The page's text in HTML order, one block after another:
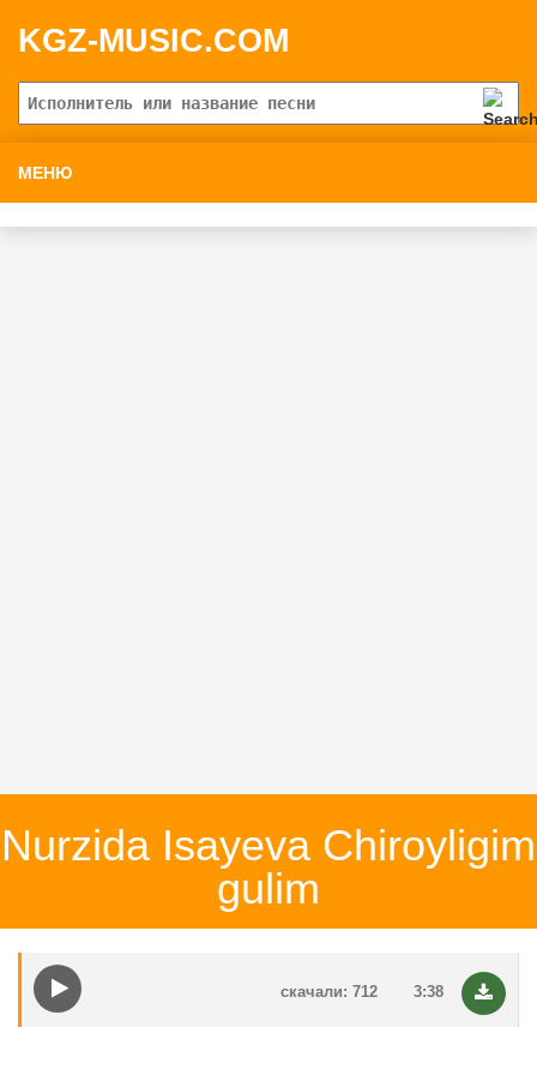
KGZ-MUSIC.COM
МЕНЮ
Nurzida Isayeva Chiroyligim
gulim
3:38
скачали: 712